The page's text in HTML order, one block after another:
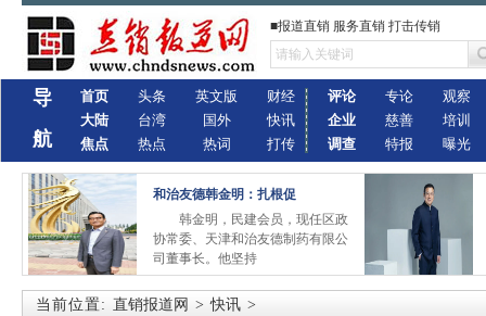
■报道直销 服务直销 打击传销
导
航
首页
大陆
焦点
头条
台湾
热点
英文版
国外
热词
财经
快讯
打传
评论
企业
调查
专论
慈善
特报
观察
培训
曝光
和治友德韩金明：扎根促
韩金明，民建会员，现任区政
协常委、天津和治友德制药有限公
司董事长。他坚持
当前位置: 直销报道网 > 快讯 >